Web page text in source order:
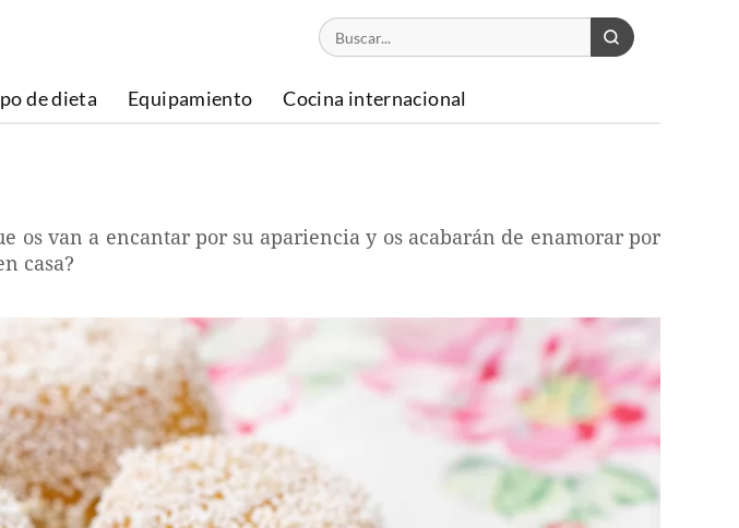
de dieta Equipamiento Cocina internacional
os van a encantar por su apariencia y os acabarán de enamorar por
casa?